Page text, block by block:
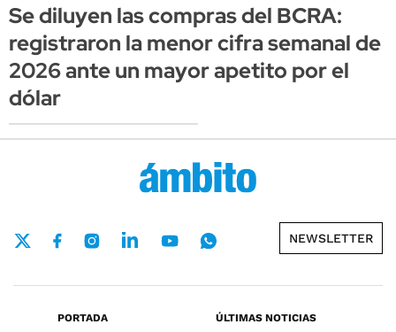
Se diluyen las compras del BCRA:
registraron la menor cifra semanal de
2026 ante un mayor apetito por el
dólar
NEWSLETTER
PORTADA
ÚLTIMAS NOTICIAS